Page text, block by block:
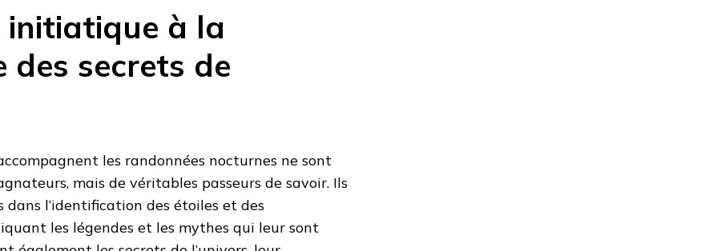
initiatique à la
des secrets de
les randonnées nocturnes ne sont
mais de véritables passeurs de savoir. Ils
l’identification des étoiles et des
les légendes et les mythes qui leur sont